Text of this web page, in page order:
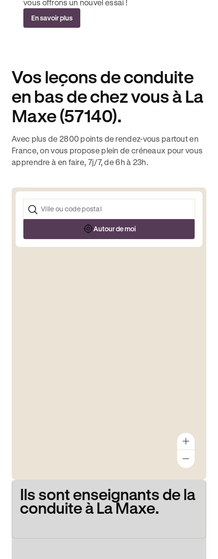
vous offrons un nouvel essai !
En savoir plus
Vos leçons de conduite
en bas de chez vous à La
Maxe (57140).
Avec plus de 2800 points de rendez-vous partout en
France, on vous propose plein de créneaux pour vous
apprendre à en faire, 7j/7, de 6h à 23h.
Autour de moi
Ils sont enseignants de la
conduite à La Maxe.